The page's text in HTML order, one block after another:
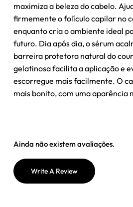
maximiza a beleza do cabelo.
firmemente o folículo capilar no
enquanto cria o ambiente ideal
futuro. Dia após dia, o sérum
barreira protetora natural do
gelatinosa facilita a aplicação e
escorregue mais facilmente. O
mais bonito, com uma aparência
Ainda não existem avaliações.
Write A Review